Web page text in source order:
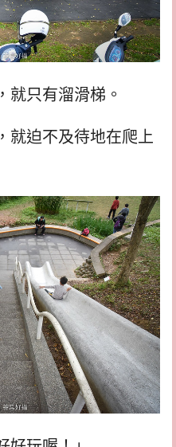
就只有溜滑梯。
就迫不及待地在爬上